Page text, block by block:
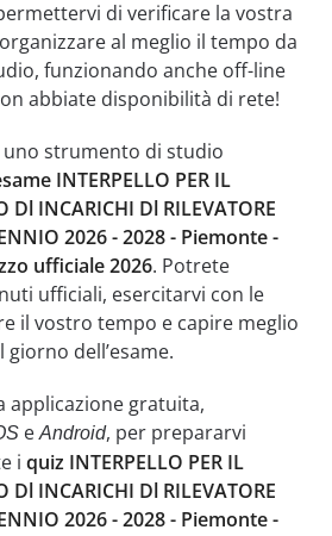
di verificare la vostra
al meglio il tempo da
funzionando anche off-line
abbiate disponibilità di rete!
uno strumento di studio
INTERPELLO PER IL
Dl INCARICHI Dl RILEVATORE
2026 - 2028 - Piemonte -
ufficiale 2026. Potrete
ufficiali, esercitarvi con le
il vostro tempo e capire meglio
giorno dell’esame.
applicazione gratuita,
eAndroid, per prepararvi
i quiz INTERPELLO PER IL
Dl INCARICHI Dl RILEVATORE
2026 - 2028 - Piemonte -